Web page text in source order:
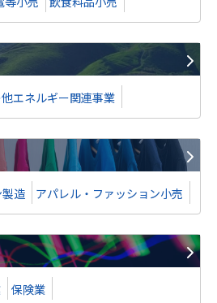
エネルギー関連事業
造 アパレル・ファッション小売
保険業